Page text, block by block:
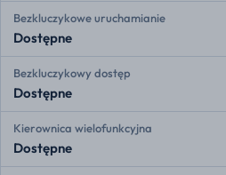
Bezkluczykowe uruchamianie
Dostępne
Bezkluczykowy dostęp
Dostępne
Kierownica wielofunkcyjna
Dostępne